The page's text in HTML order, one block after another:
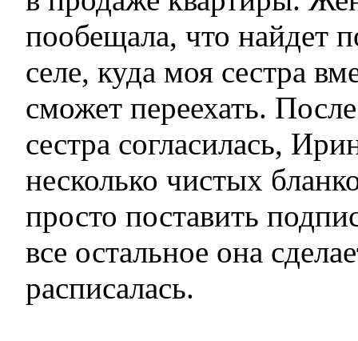
пообещала, что найдет
селе, куда моя сестра
сможет переехать.
сестра согласилась,
несколько чистых
просто поставить
все остальное она
расписалась.